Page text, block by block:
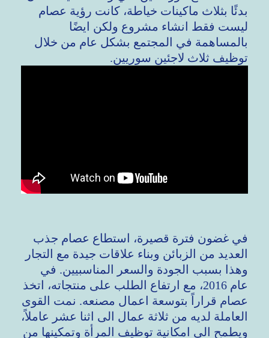
بدئًا بثلاث ماكينات خياطة، كانت رؤية عصام
ليست فقط انشاء مشروع ولكن ايضًا
بالمساهمة في المجتمع بشكل عام من خلال
توظيف ثلاث لاجئين سوريين.
في غضون فترة قصيرة،
استطاع عصام جذب
العديد من الزبائن وبناء علاقات جيدة مع التجار
وهذا بسبب الجودة والسعر المناسبيين. في
عام 2016، مع ارتفاع الطلب على منتجاته، اتخذ
عصام قراراً بتوسعة اعمال مصنعه. نمت القوى
العاملة لديه من ثلاثة عمال الى اثنا عشر عاملاً،
ويطمح الى امكانية توظيف المرأة وتمكينها من